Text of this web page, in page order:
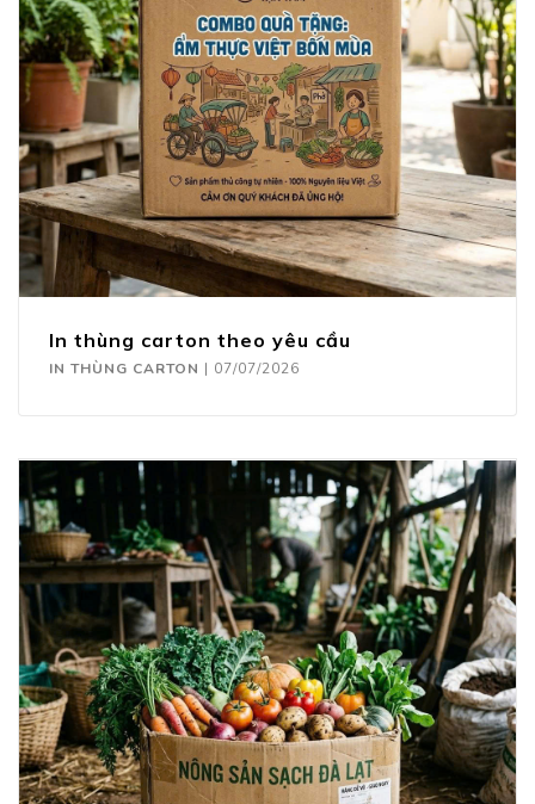
In thùng carton theo yêu cầu
IN THÙNG CARTON | 07/07/2026